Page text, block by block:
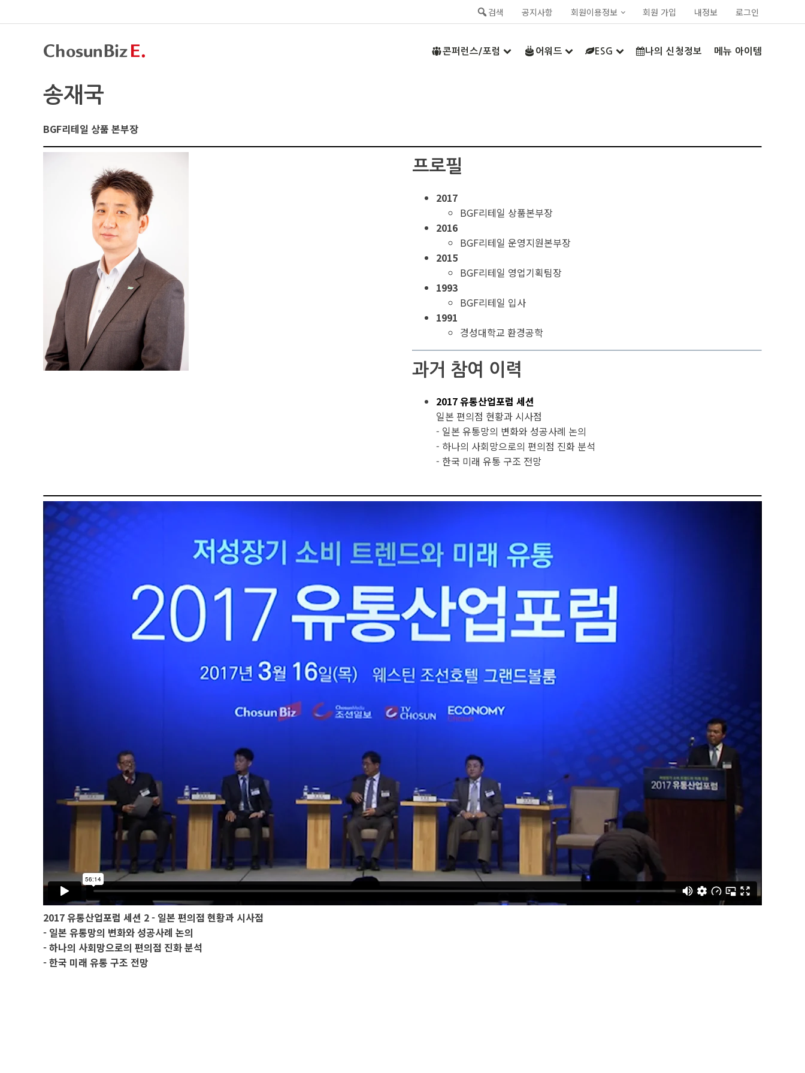
검색 공지사항 회원이용정보 회원 가입 내정보 로그인
콘퍼런스/포럼 어워드 ESG 나의 신청정보 메뉴 아이템
송재국
BGF리테일 상품 본부장
프로필
2017
BGF리테일 상품본부장
2016
BGF리테일 운영지원본부장
2015
BGF리테일 영업기획팀장
1993
BGF리테일 입사
1991
경성대학교 환경공학
과거 참여 이력
2017 유통산업포럼 세션
일본 편의점 현황과 시사점
- 일본 유통망의 변화와 성공사례 논의
- 하나의 사회망으로의 편의점 진화 분석
- 한국 미래 유통 구조 전망
2017 유통산업포럼 세션 2 - 일본 편의점 현황과 시사점
- 일본 유통망의 변화와 성공사례 논의
- 하나의 사회망으로의 편의점 진화 분석
- 한국 미래 유통 구조 전망